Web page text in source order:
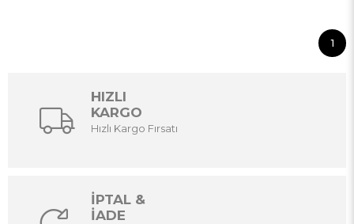
1
HIZLI
KARGO
Hızlı Kargo Fırsatı
İPTAL &
İADE